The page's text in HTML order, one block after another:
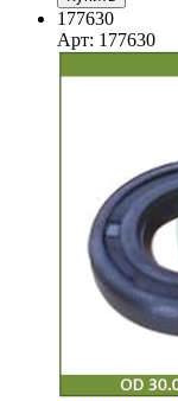
177630
Арт: 177630